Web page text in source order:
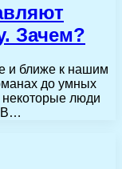
Зачем?
и ближе к нашим
до умных
некоторые люди
В…